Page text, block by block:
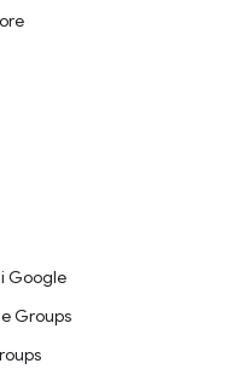
Google
Groups